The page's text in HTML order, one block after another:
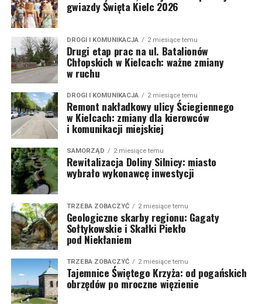
gwiazdy Święta Kielc 2026
DROGI I KOMUNIKACJA 2 miesiące temu
Drugi etap prac na ul. Batalionów
Chłopskich w Kielcach: ważne zmiany
w ruchu
DROGI I KOMUNIKACJA 2 miesiące temu
Remont nakładkowy ulicy Ściegiennego
w Kielcach: zmiany dla kierowców
i komunikacji miejskiej
SAMORZĄD 2 miesiące temu
Rewitalizacja Doliny Silnicy: miasto
wybrało wykonawcę inwestycji
TRZEBA ZOBACZYĆ 2 miesiące temu
Geologiczne skarby regionu: Gagaty
Sołtykowskie i Skałki Piekło
pod Niekłaniem
TRZEBA ZOBACZYĆ 2 miesiące temu
Tajemnice Świętego Krzyża: od pogańskich
obrzędów po mroczne więzienie